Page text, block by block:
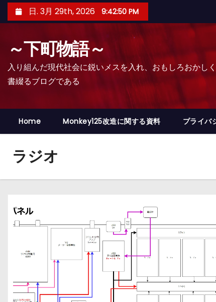
ン
プ
日. 3月 29th, 2026 9:42:51 PM
～下町物語～
入り組んだ現代社会に鋭いメスを入れ、おもしろおかしく
書綴るブログである
Home Monkey125改造に関する資料 プライバ
ラジオ